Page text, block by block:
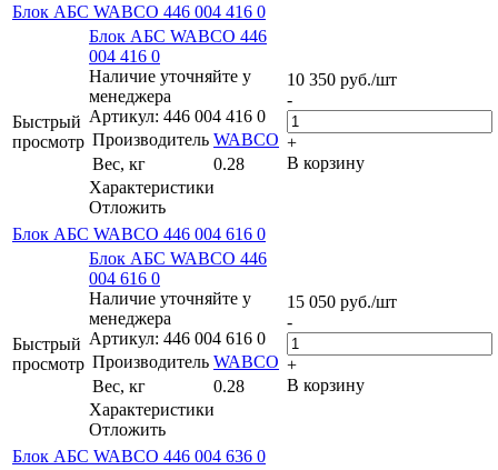
Блок АБС WABCO 446 004 416 0
Быстрый
просмотр
Блок АБС WABCO 446
004 416 0
Наличие уточняйте у
менеджера
Артикул: 446 004 416 0
Производитель WABCO
Вес, кг
0.28
Характеристики
Отложить
10 350 руб./шт
-
+
В корзину
Блок АБС WABCO 446 004 616 0
Быстрый
просмотр
Блок АБС WABCO 446
004 616 0
Наличие уточняйте у
менеджера
Артикул: 446 004 616 0
Производитель WABCO
Вес, кг
0.28
Характеристики
Отложить
15 050 руб./шт
-
+
В корзину
Блок АБС WABCO 446 004 636 0